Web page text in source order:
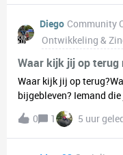
Diego Community
Ontwikkeling &
Waar kijk jij op
Waar kijk jij op
bijgebleven? Iemand
waar je veel plezier aan
over jezelf hebt
Hang Outs die we door
0 1 5 uur